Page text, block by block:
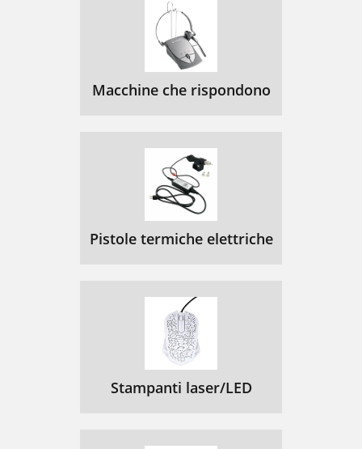
Macchine che rispondono
Pistole termiche elettriche
Stampanti laser/LED